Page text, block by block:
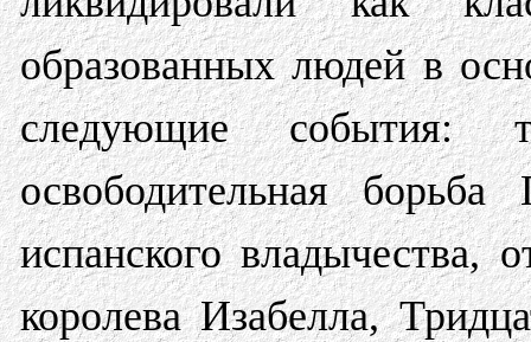
образованных людей в
следующие события:
освободительная
испанского владычества,
королева Изабелла,